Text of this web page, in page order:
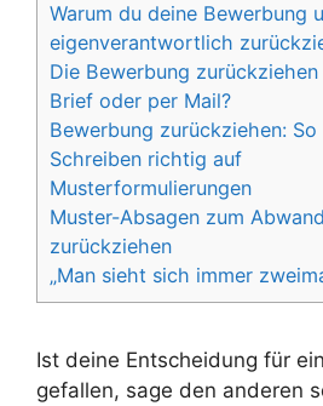
Warum du deine Bewerbung
eigenverantwortlich
Die Bewerbung
Brief oder per Mail?
Bewerbung zurückziehen:
Schreiben richtig auf
Musterformulierungen
Muster-Absagen zum
zurückziehen
„Man sieht sich immer
Ist deine Entscheidung für
gefallen, sage den anderen